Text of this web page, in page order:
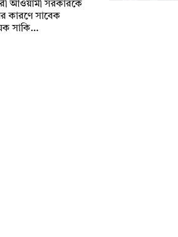
আওয়ামী সরকারকে
কারণে সাবেক
সাকি…